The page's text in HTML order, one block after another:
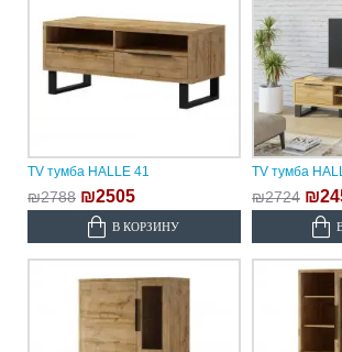
TV тумба HALLE 41
₪2788 ₪2505
В КОРЗИНУ
TV тумба
₪2724